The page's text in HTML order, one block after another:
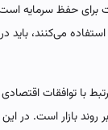
برای حفظ سرمایه
استفاده می‌کنند،
با توافقات
بر روند بازار است. در